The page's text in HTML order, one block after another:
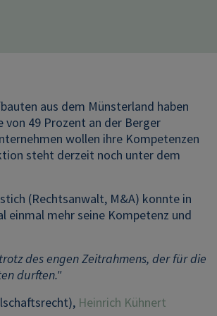
aus dem Münsterland haben
von 49 Prozent an der Berger
wollen ihre Kompetenzen
steht derzeit noch unter dem
(Rechtsanwalt, M&A) konnte in
einmal mehr seine Kompetenz und
des engen Zeitrahmens, der für die
durften."
Heinrich Kühnert